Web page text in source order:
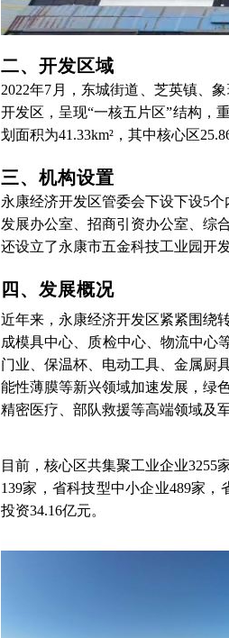
二、开发区域
2022年7月，东城街道、芝英镇、
开发区， 呈现“一核五片区”结构，
划面积为41.33km²，其中核心区
三、机构设置
永康经济开发区管委会下设下设5
发展办公室、招商引资办公室、综
还设立了永康市五金科技工业园开
四、发展概况
近年来，永康经济开发区紧紧围绕
成模具中心、质检中心、物流中心
门业、保温杯、电动工具、金属厨
能性薄膜等新兴领域加速发展，绿
精密医疗、部队救援等高端领域及
目前，核心区共集聚工业企业3255
139家，省科技型中小企业489家
投资34.16亿元。